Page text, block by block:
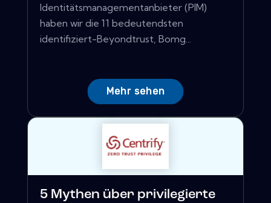
Identitätsmanagementanbieter (PIM)
haben wir die 11 bedeutendsten
identifiziert-Beyondtrust, Bomg...
Mehr sehen
5 Mythen über privilegierte